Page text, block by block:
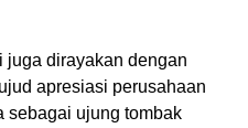
juga dirayakan dengan
apresiasi perusahaan
sebagai ujung tombak